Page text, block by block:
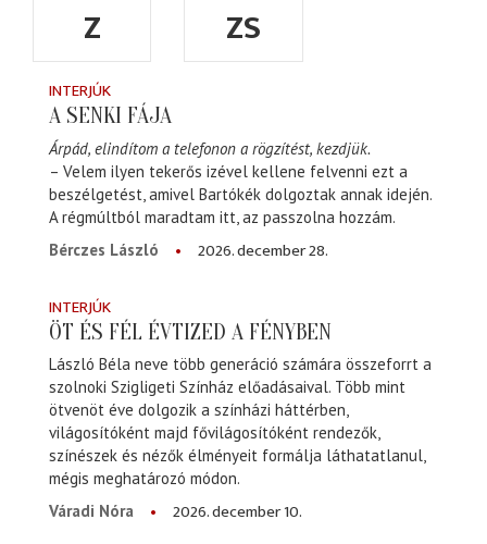
Z
ZS
INTERJÚK
A SENKI FÁJA
Árpád, elindítom a telefonon a rögzítést, kezdjük.
– Velem ilyen tekerős izével kellene felvenni ezt a
beszélgetést, amivel Bartókék dolgoztak annak idején.
A régmúltból maradtam itt, az passzolna hozzám.
Bérczes László
2026. december 28.
INTERJÚK
ÖT ÉS FÉL ÉVTIZED A FÉNYBEN
László Béla neve több generáció számára összeforrt a
szolnoki Szigligeti Színház előadásaival. Több mint
ötvenöt éve dolgozik a színházi háttérben,
világosítóként majd fővilágosítóként rendezők,
színészek és nézők élményeit formálja láthatatlanul,
mégis meghatározó módon.
Váradi Nóra
2026. december 10.